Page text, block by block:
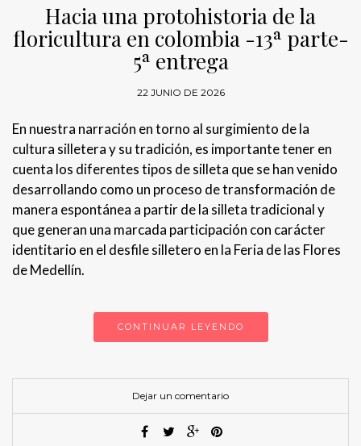
Hacia una protohistoria de la
floricultura en colombia -13ª parte-
5ª entrega
22 JUNIO DE 2026
En nuestra narración en torno al surgimiento de la
cultura silletera y su tradición, es importante tener en
cuenta los diferentes tipos de silleta que se han venido
desarrollando como un proceso de transformación de
manera espontánea a partir de la silleta tradicional y
que generan una marcada participación con carácter
identitario en el desfile silletero en la Feria de las Flores
de Medellín.
CONTINUAR LEYENDO
Dejar un comentario